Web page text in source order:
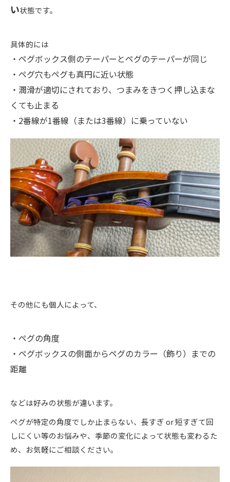
い状態です。
具体的には
・ペグボックス側のテーパーとペグのテーパーが同じ
・ペグ穴もペグも真円に近い状態
・潤滑が適切にされており、つまみをきつく押し込まな
くても止まる
・2番線が1番線（または3番線）に乗っていない
その他にも個人によって、
・ペグの角度
・ペグボックスの側面からペグのカラー（飾り）までの
距離
などは好みの状態が違います。
ペグが特定の角度でしか止まらない、長すぎ or 短すぎて回
しにくい等のお悩みや、季節の変化によって状態も変わるた
め、お気軽にご相談ください。